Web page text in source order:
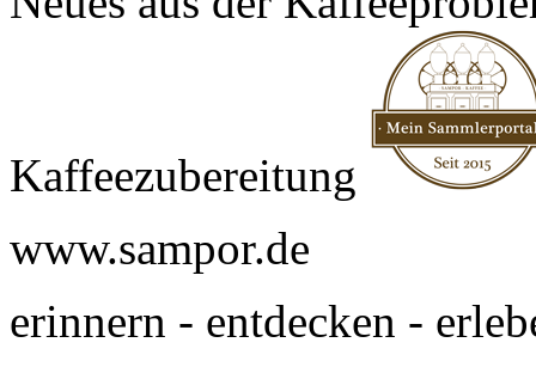
Kaffeezubereitung
www.sampor.de
erinnern - entdecken -